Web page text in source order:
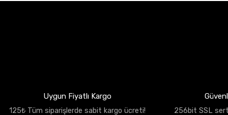
Uygun Fiyatlı Kargo
125₺ Tüm siparişlerde sabit kargo ücreti!
256bit SSL